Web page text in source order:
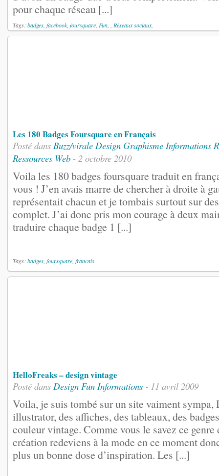
pour chaque réseau [...]
Tags: badges facebook, foursquare Fun Réseaux sociaux,
Les 180 Badges Foursquare en Français
Posté dans Buzz/virale Design Graphisme Informations
Ressources Web - 2 octobre 2010
Voila les 180 badges foursquare traduit en
vous ! J’en avais marre de chercher à droite à
représentait chacun et je tombais surtout sur
complet. J’ai donc pris mon courage à deux
traduire chaque badge 1 [...]
Tags: badges foursquare francais
HelloFreaks – design vintage
Posté dans Design Fun Informations - 11 avril 2009
Voila, je suis tombé sur un site vaiment sympa,
illustrator, des affiches, des tableaux, des
couleur vintage. Comme vous le savez ce genre
création redeviens à la mode en ce moment
plus un bonne dose d’inspiration. Les [...]